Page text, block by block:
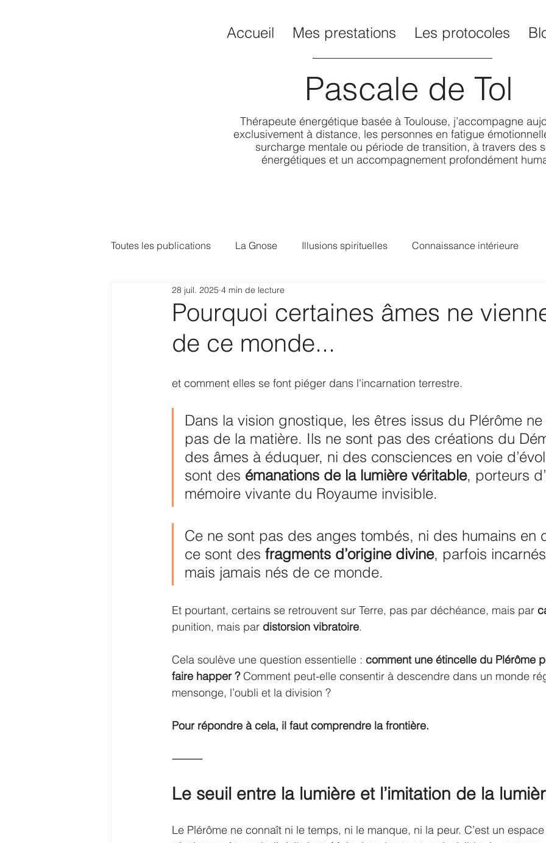
Accueil Mes prestations Les protocoles
Pascale de Tol
Thérapeute énergétique basée à Toulouse, j’accompagne
exclusivement à distance, les personnes en fatigue
surcharge mentale ou période de transition, à travers des
énergétiques et un accompagnement profondément
Toutes les publications La Gnose Illusions spirituelles Connaissance intérieure
Pourquoi certaines âmes ne
de ce monde...
28 juil. 2025 4 min de lecture
et comment elles se font piéger dans l'incarnation terrestre.
Dans la vision gnostique, les êtres issus du Plérôme
pas de la matière. Ils ne sont pas des créations du
des âmes à éduquer, ni des consciences en voie
sont des émanations de la lumière véritable, porteurs
mémoire vivante du Royaume invisible.
Ce ne sont pas des anges tombés, ni des humains en
ce sont des fragments d’origine divine, parfois
mais jamais nés de ce monde.
Et pourtant, certains se retrouvent sur Terre, pas par déchéance, mais par
punition, mais par distorsion vibratoire.
Cela soulève une question essentielle : comment une étincelle du Plérôme
faire happer ? Comment peut-elle consentir à descendre dans un monde
mensonge, l’oubli et la division ?
Pour répondre à cela, il faut comprendre la frontière.
⸻
Le seuil entre la lumière et l’imitation de la
Le Plérôme ne connaît ni le temps, ni le manque, ni la peur. C’est un